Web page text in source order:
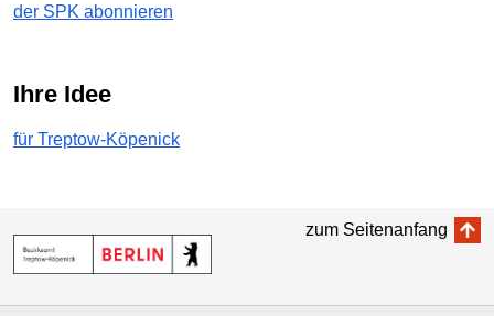
der SPK abonnieren
Ihre Idee
für Treptow-Köpenick
zum Seitenanfang